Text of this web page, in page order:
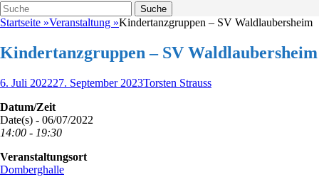
Suche
Suche
nach:
Startseite »Veranstaltung »Kindertanzgruppen – SV Waldlaubersheim
Kindertanzgruppen – SV Waldlaubersheim
Veröffentlicht
6. Juli 202227. September 2023Autor
Torsten Strauss
Datum/Zeit
Date(s) - 06/07/2022
14:00 - 19:30
Veranstaltungsort
Domberghalle